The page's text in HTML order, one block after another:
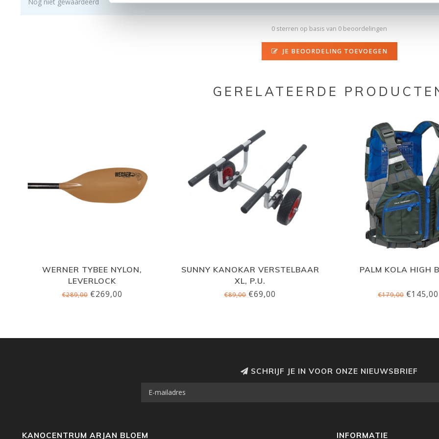
0 sterren op basis van 0 beoordelingen
JE BEOORDELING TOEVOEGEN
GERELATEERDE
WERNER TYBEE NYLON,
LEVERLOCK
€289,00€269,00
SUNNY KANOKAR VERSTELBAAR
XL, P.U.
€89,00€69,00
PALM KOLA HIGH
€179,00€145,00
SCHRIJF JE IN VOOR ONZE NIEUWSBRIEF
KANOCENTRUM ARJAN BLOEM INFORMATIE